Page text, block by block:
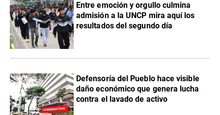
Entre emoción y orgullo culmina
admisión a la UNCP mira aquí los
resultados del segundo día
Defensoría del Pueblo hace visible
daño económico que genera lucha
contra el lavado de activo